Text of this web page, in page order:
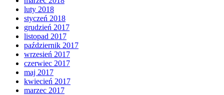
luty 2018
styczeń 2018
grudzień 2017
listopad 2017
październik 2017
wrzesień 2017
czerwiec 2017
maj 2017
kwiecień 2017
marzec 2017